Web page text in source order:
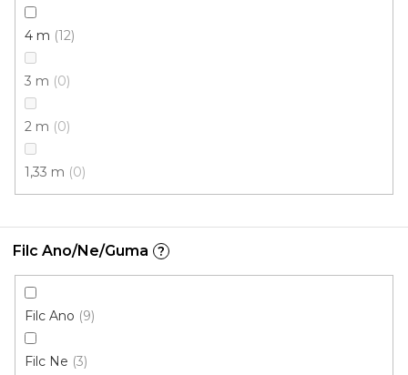
4 m 12
3 m 0
2 m 0
1,33 m 0
Filc Ano/Ne/Guma ?
Filc Ano 9
Filc Ne 3
Metrážový koberec SERENA 6631
Skladem externě, odesíláme do 2-3 dnů